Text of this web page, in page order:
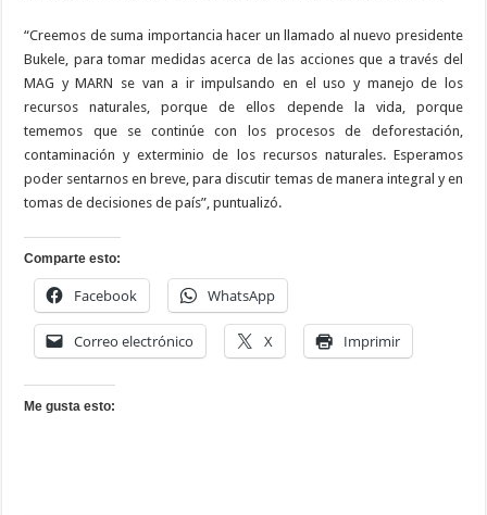
“Creemos de suma importancia hacer un llamado al nuevo presidente
Bukele, para tomar medidas acerca de las acciones que a través del
MAG y MARN se van a ir impulsando en el uso y manejo de los
recursos naturales, porque de ellos depende la vida, porque
tememos que se continúe con los procesos de deforestación,
contaminación y exterminio de los recursos naturales. Esperamos
poder sentarnos en breve, para discutir temas de manera integral y en
tomas de decisiones de país”, puntualizó.
Comparte esto:
Facebook WhatsApp
Correo electrónico X Imprimir
Me gusta esto: